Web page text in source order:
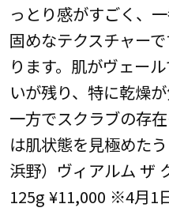
っとり感がすごく、
固めなテクスチャー
ります。肌がヴェー
いが残り、特に乾燥
一方でスクラブの存
は肌状態を見極めた
浜野）ヴィアルム ザ
125g ¥11,000 ※4月1